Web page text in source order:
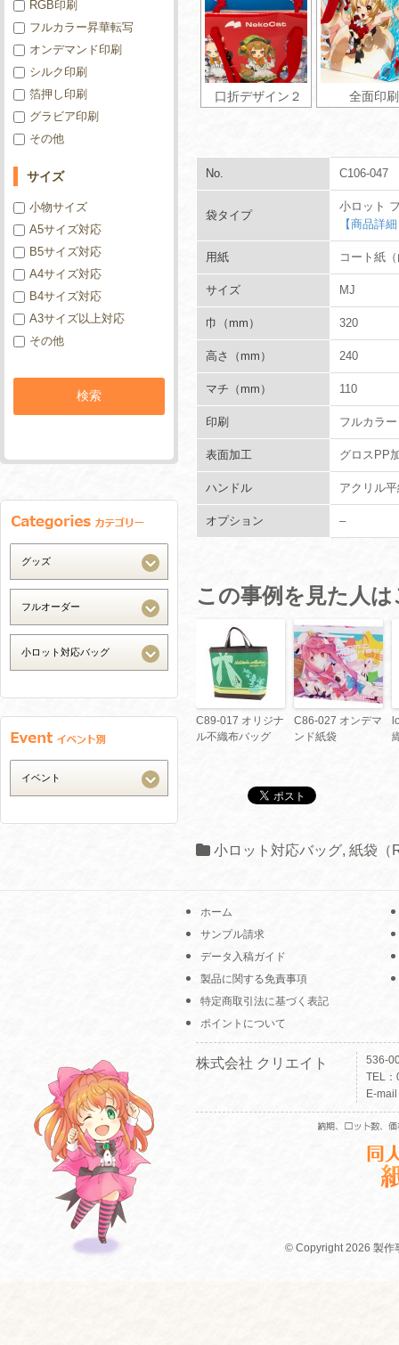
口折デザイン２ 全面印刷
No. C106-047
袋タイプ
小ロット
【商品詳
用紙 コート紙
サイズ MJ
巾（mm） 320
高さ（mm） 240
マチ（mm） 110
印刷 フルカラ
表面加工 グロスPP
ハンドル アクリル
オプション –
この事例を見た人
C89-017 オリジナ
ル不織布バッグ
C86-027 オンデマ
ンド紙袋
小ロット対応バッグ, 紙袋（
RGB印刷
フルカラー昇華転写
オンデマンド印刷
シルク印刷
箔押し印刷
グラビア印刷
その他
サイズ
小物サイズ
A5サイズ対応
B5サイズ対応
A4サイズ対応
B4サイズ対応
A3サイズ以上対応
その他
ホーム
サンプル請求
データ入稿ガイド
製品に関する免責事項
特定商取引法に基づく表記
ポイントについて
株式会社 クリエイト
536-
TEL
E-
© Copyright 2026 製作